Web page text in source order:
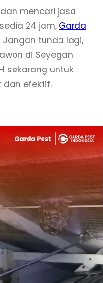
mencari jasa
24 jam, Garda
Jangan tunda lagi,
di Seyegan
sekarang untuk
dan efektif.